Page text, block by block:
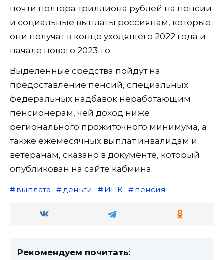
почти полтора триллиона рублей на пенсии
и социальные выплаты россиянам, которые
они получат в конце уходящего 2022 года и
начале нового 2023-го.
Выделенные средства пойдут на
предоставление пенсий, специальных
федеральных надбавок неработающим
пенсионерам, чей доход ниже
регионального прожиточного минимума, а
также ежемесячных выплат инвалидам и
ветеранам, сказано в документе, который
опубликован на сайте кабмина.
выплата деньги ИПК пенсия
Рекомендуем почитать: